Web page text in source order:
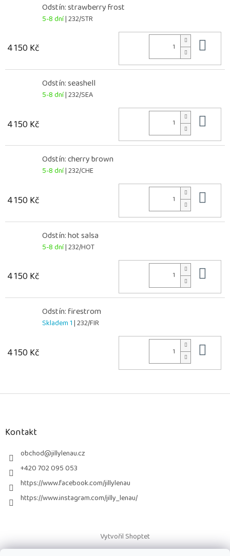
Odstín: strawberry frost
5-8 dní| 232/STR
4 150 Kč
Odstín: seashell
5-8 dní| 232/SEA
4 150 Kč
Odstín: cherry brown
5-8 dní| 232/CHE
4 150 Kč
Odstín: hot salsa
5-8 dní| 232/HOT
4 150 Kč
Odstín: firestrom
Skladem 1| 232/FIR
4 150 Kč
Z
Kontakt
obchod@jillylenau.cz
+420 702 095 053
https://www.facebook.com/jillylenau
https://www.instagram.com/jilly_lenau/
Vytvořil Shoptet